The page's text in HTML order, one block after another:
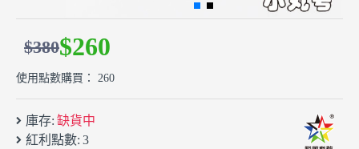
庫存: 缺貨中
紅利點數: 3
$260
$380
使用點數購買： 260